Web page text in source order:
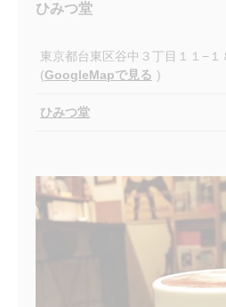
ひみつ堂
東京都台東区谷中３丁目１１−１
(GoogleMapで見る )
ひみつ堂